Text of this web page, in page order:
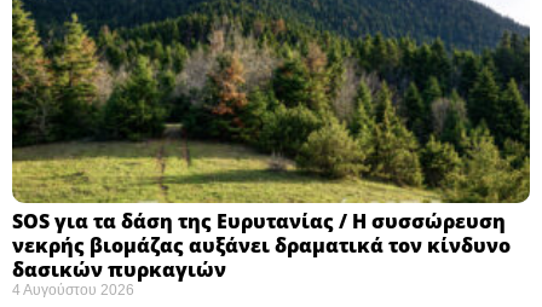
SOS για τα δάση της Ευρυτανίας / Η συσσώρευση
νεκρής βιομάζας αυξάνει δραματικά τον κίνδυνο
δασικών πυρκαγιών
4 Αυγούστου 2026